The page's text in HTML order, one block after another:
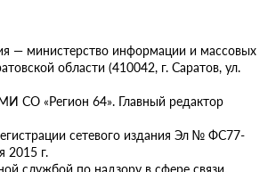
— министерство информации и массовых
области (410042, г. Саратов, ул.
СО «Регион 64». Главный редактор
сетевого издания Эл № ФС77-
2015 г.
службой по надзору в сфере связи,